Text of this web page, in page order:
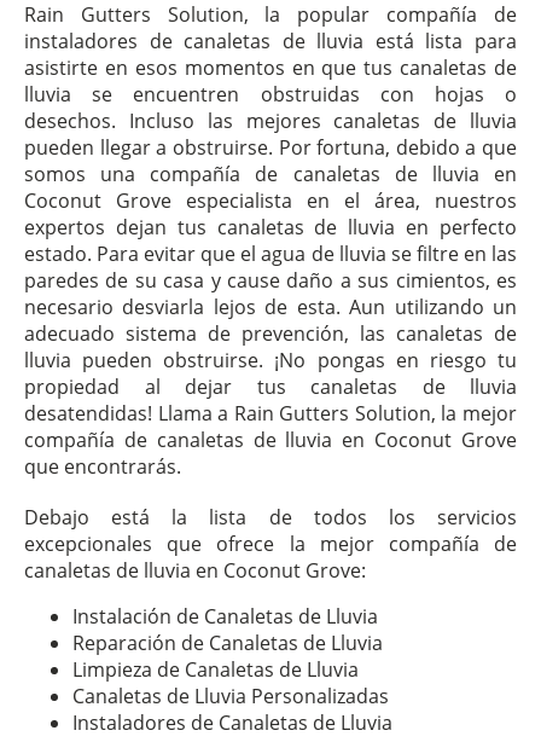
Rain Gutters Solution, la popular compañía de
instaladores de canaletas de lluvia está lista para
asistirte en esos momentos en que tus canaletas de
lluvia se encuentren obstruidas con hojas o
desechos. Incluso las mejores canaletas de lluvia
pueden llegar a obstruirse. Por fortuna, debido a que
somos una compañía de canaletas de lluvia en
Coconut Grove especialista en el área, nuestros
expertos dejan tus canaletas de lluvia en perfecto
estado. Para evitar que el agua de lluvia se filtre en las
paredes de su casa y cause daño a sus cimientos, es
necesario desviarla lejos de esta. Aun utilizando un
adecuado sistema de prevención, las canaletas de
lluvia pueden obstruirse. ¡No pongas en riesgo tu
propiedad al dejar tus canaletas de lluvia
desatendidas! Llama a Rain Gutters Solution, la mejor
compañía de canaletas de lluvia en Coconut Grove
que encontrarás.
Debajo está la lista de todos los servicios
excepcionales que ofrece la mejor compañía de
canaletas de lluvia en Coconut Grove:
Instalación de Canaletas de Lluvia
Reparación de Canaletas de Lluvia
Limpieza de Canaletas de Lluvia
Canaletas de Lluvia Personalizadas
Instaladores de Canaletas de Lluvia